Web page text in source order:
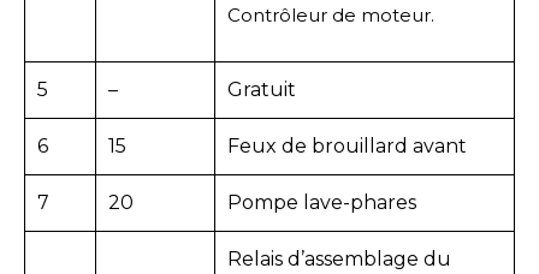
Contrôleur de moteur.
5 – Gratuit
6 15 Feux de brouillard avant
7 20 Pompe lave-phares
Relais d’assemblage du